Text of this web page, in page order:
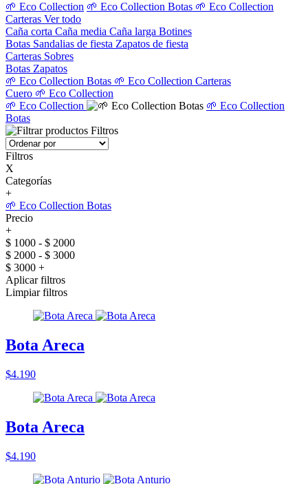
🌱 Eco Collection 🌱 Eco Collection Botas 🌱 Eco Collection
Carteras Ver todo
Caña corta Caña media Caña larga Botines
Botas Sandalias de fiesta Zapatos de fiesta
Carteras Sobres
Botas Zapatos
🌱 Eco Collection Botas 🌱 Eco Collection Carteras
Cuero 🌱 Eco Collection
🌱 Eco Collection
🌱 Eco Collection
Botas
Filtros
Filtros
X
Categorías
+
🌱 Eco Collection Botas
Precio
+
$ 1000 - $ 2000
$ 2000 - $ 3000
$ 3000 +
Aplicar filtros
Limpiar filtros
Bota Areca
$4.190
Bota Areca
$4.190